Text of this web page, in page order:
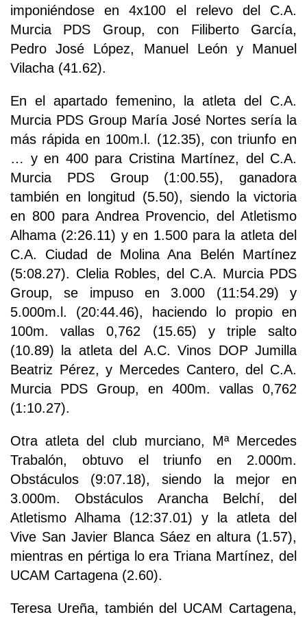
imponiéndose en 4x100 el relevo del C.A.
Murcia PDS Group, con Filiberto García,
Pedro José López, Manuel León y Manuel
Vilacha (41.62).
En el apartado femenino, la atleta del C.A.
Murcia PDS Group María José Nortes sería la
más rápida en 100m.l. (12.35), con triunfo en
… y en 400 para Cristina Martínez, del C.A.
Murcia PDS Group (1:00.55), ganadora
también en longitud (5.50), siendo la victoria
en 800 para Andrea Provencio, del Atletismo
Alhama (2:26.11) y en 1.500 para la atleta del
C.A. Ciudad de Molina Ana Belén Martínez
(5:08.27). Clelia Robles, del C.A. Murcia PDS
Group, se impuso en 3.000 (11:54.29) y
5.000m.l. (20:44.46), haciendo lo propio en
100m. vallas 0,762 (15.65) y triple salto
(10.89) la atleta del A.C. Vinos DOP Jumilla
Beatriz Pérez, y Mercedes Cantero, del C.A.
Murcia PDS Group, en 400m. vallas 0,762
(1:10.27).
Otra atleta del club murciano, Mª Mercedes
Trabalón, obtuvo el triunfo en 2.000m.
Obstáculos (9:07.18), siendo la mejor en
3.000m. Obstáculos Arancha Belchí, del
Atletismo Alhama (12:37.01) y la atleta del
Vive San Javier Blanca Sáez en altura (1.57),
mientras en pértiga lo era Triana Martínez, del
UCAM Cartagena (2.60).
Teresa Ureña, también del UCAM Cartagena,